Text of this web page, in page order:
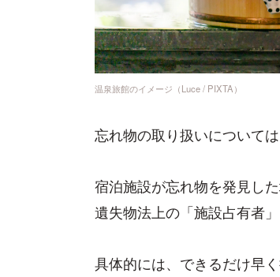
温泉旅館のイメージ（Luce / PIXTA）
忘れ物の取り扱いについて
宿泊施設が忘れ物を発見し
遺失物法上の「施設占有者
具体的には、できるだけ早